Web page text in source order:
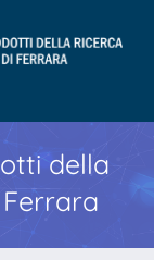
della